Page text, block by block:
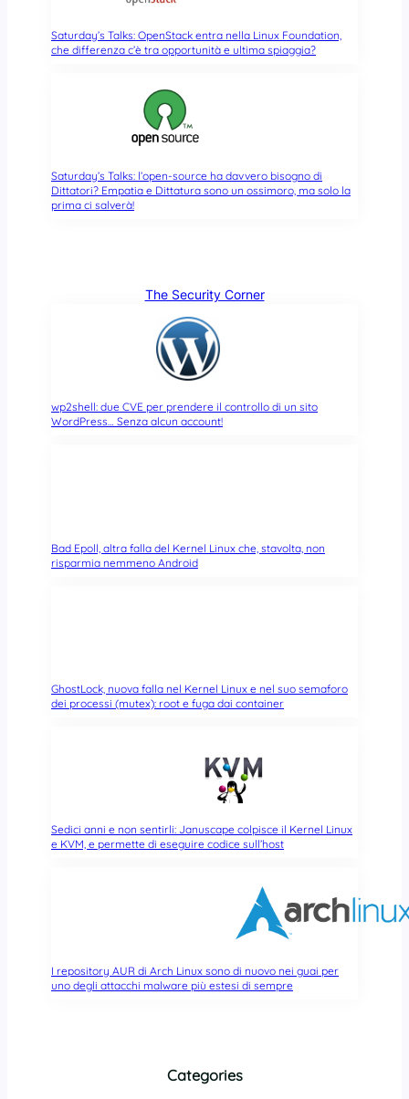
Saturday’s Talks: OpenStack entra nella Linux Foundation,
che differenza c’è tra opportunità e ultima spiaggia?
Saturday’s Talks: l’open-source ha davvero bisogno di
Dittatori? Empatia e Dittatura sono un ossimoro, ma solo la
prima ci salverà!
The Security Corner
wp2shell: due CVE per prendere il controllo di un sito
WordPress… Senza alcun account!
Bad Epoll, altra falla del Kernel Linux che, stavolta, non
risparmia nemmeno Android
GhostLock, nuova falla nel Kernel Linux e nel suo semaforo
dei processi (mutex): root e fuga dai container
Sedici anni e non sentirli: Januscape colpisce il Kernel Linux
e KVM, e permette di eseguire codice sull’host
I repository AUR di Arch Linux sono di nuovo nei guai per
uno degli attacchi malware più estesi di sempre
Categories